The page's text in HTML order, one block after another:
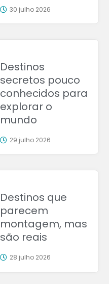
30 julho 2026
Destinos
secretos pouco
conhecidos para
explorar o
mundo
29 julho 2026
Destinos que
parecem
montagem, mas
são reais
28 julho 2026